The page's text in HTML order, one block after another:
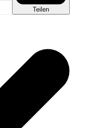
Teilen